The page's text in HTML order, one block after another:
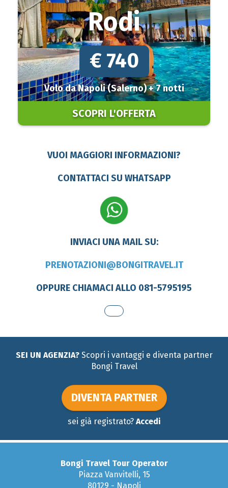
Rodi
€ 740
Volo da Napoli (Salerno) + 7 notti
SCOPRI L'OFFERTA
VUOI MAGGIORI INFORMAZIONI?
CONTATTACI SU WHATSAPP
INVIACI UNA MAIL SU:
PRENOTAZIONI@BONGITRAVEL.IT
OPPURE CHIAMACI ALLO 081-5795195
SEI UN AGENZIA?Scopri i vantaggi e diventa partner
Bongi Travel
DIVENTA PARTNER
sei già registrato? Accedi
Bongi Travel Tour Operator
Piazza Vanvitelli, 15
80129 - Napoli